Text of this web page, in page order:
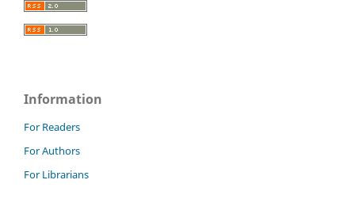
Information
For Readers
For Authors
For Librarians